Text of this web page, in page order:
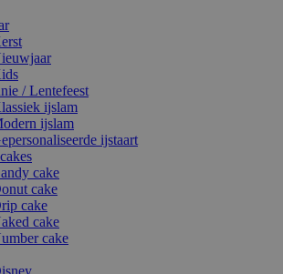
/ Lentefeest
ijslam
ijslam
ijstaart
cake
cake
cake
cake
cake